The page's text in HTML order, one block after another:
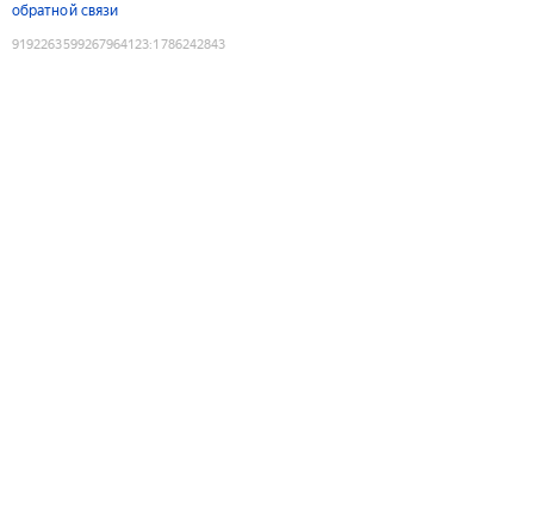
обратной связи
9192263599267964123:1786242843